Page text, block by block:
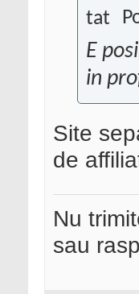
E
in
Site
de
Nu
sau